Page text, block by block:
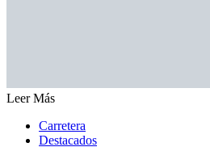
Leer Más
Carretera
Destacados